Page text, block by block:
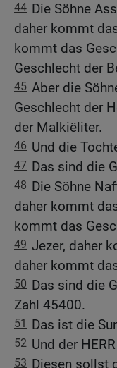
44 Die Söhne
daher kommt
kommt das
Geschlecht der
45 Aber die
Geschlecht der
der Malkiëliter.
46 Und die
47 Das sind die
48 Die Söhne
daher kommt
kommt das
49 Jezer, daher
daher kommt
50 Das sind die
Zahl 45400.
51 Das ist die
52 Und der
53 Diesen sollst